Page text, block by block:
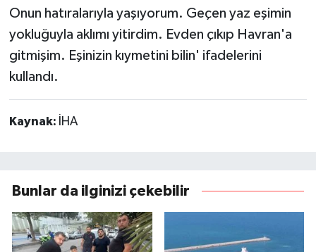
Onun hatıralarıyla yaşıyorum. Geçen yaz eşimin
yokluğuyla aklımı yitirdim. Evden çıkıp Havran'a
gitmişim. Eşinizin kıymetini bilin' ifadelerini
kullandı.
Kaynak: İHA
Bunlar da ilginizi çekebilir